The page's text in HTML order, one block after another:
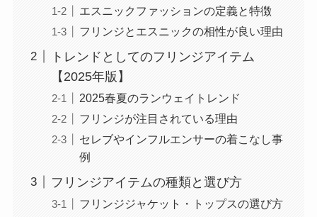
エスニックファッションの定義と特徴
フリンジとエスニックの相性が良い理由
トレンドとしてのフリンジアイテム
【2025年版】
2025春夏のランウェイトレンド
フリンジが注目されている理由
セレブやインフルエンサーの着こなし事
例
フリンジアイテムの種類と選び方
フリンジジャケット・トップスの選び方